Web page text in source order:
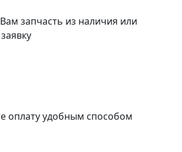
запчасть из наличия или
оплату удобным способом